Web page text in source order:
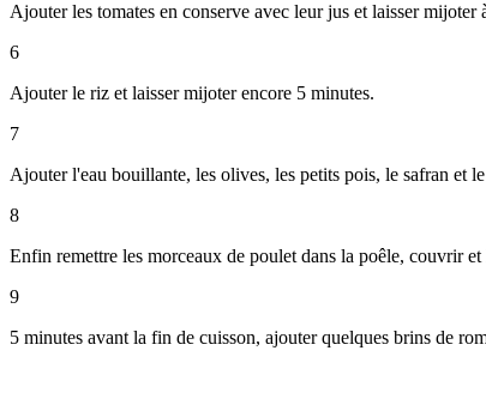
Ajouter les tomates en conserve avec leur jus et laisser
6
Ajouter le riz et laisser mijoter encore 5 minutes.
7
Ajouter l'eau bouillante, les olives, les petits pois, le safran et
8
Enfin remettre les morceaux de poulet dans la poêle, couvrir
9
5 minutes avant la fin de cuisson, ajouter quelques brins de